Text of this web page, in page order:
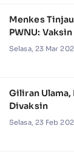
Menkes
PWNU:
Selasa, 23 Mar
Giliran Ulama,
Divaksin
Selasa, 23 Feb